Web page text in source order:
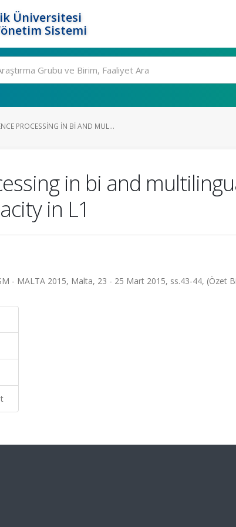
Üniversitesi
Sistemi
PROCESSING IN BI AND MUL...
in bi and
in L1
- MALTA 2015, Malta, 23 - 25 Mart 2015, ss.43-44, (Özet